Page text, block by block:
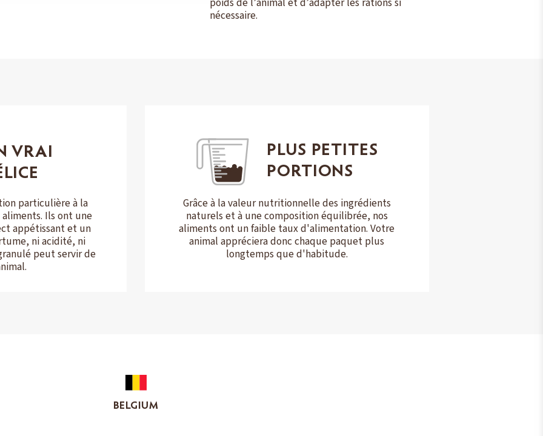
nécessaire.
VRAI
particulière à la
Ils ont une
appétissant et un
ni acidité, ni
peut servir de
PLUS PETITES
PORTIONS
Grâce à la valeur nutritionnelle des ingrédients
naturels et à une composition équilibrée, nos
aliments ont un faible taux d'alimentation. Votre
animal appréciera donc chaque paquet plus
longtemps que d'habitude.
BELGIUM